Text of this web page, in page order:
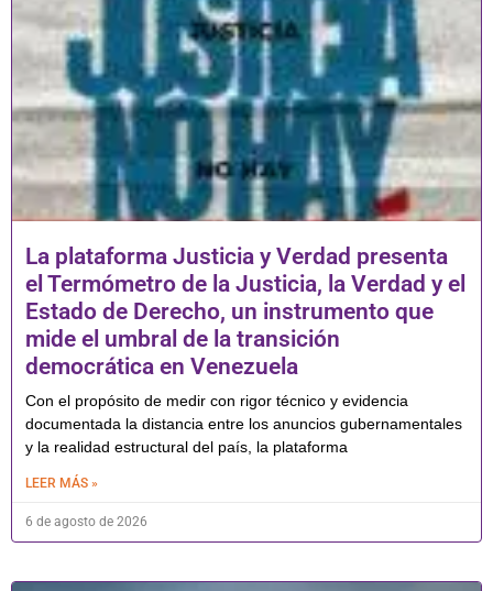
La plataforma Justicia y Verdad presenta
el Termómetro de la Justicia, la Verdad y el
Estado de Derecho, un instrumento que
mide el umbral de la transición
democrática en Venezuela
Con el propósito de medir con rigor técnico y evidencia
documentada la distancia entre los anuncios gubernamentales
y la realidad estructural del país, la plataforma
LEER MÁS »
6 de agosto de 2026